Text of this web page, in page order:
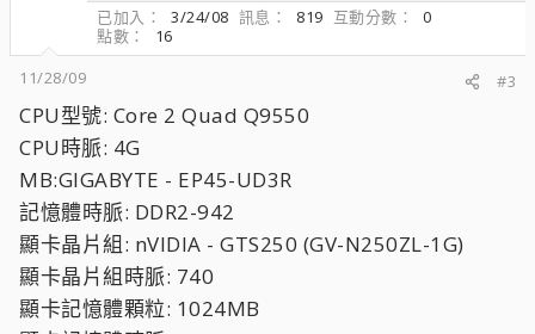
已加入
3/24/08 訊息 819 互動分數
0
點數
16
11/28/09
#3
CPU型號: Core 2 Quad Q9550
CPU時脈: 4G
MB:GIGABYTE - EP45-UD3R
記憶體時脈: DDR2-942
顯卡晶片組: nVIDIA - GTS250 (GV-N250ZL-1G)
顯卡晶片組時脈: 740
顯卡記憶體顆粒: 1024MB